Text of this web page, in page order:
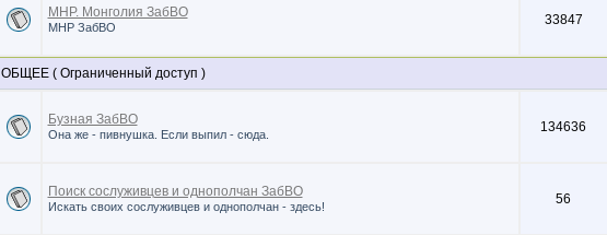
МНР. Монголия ЗабВО
МНР ЗабВО 33847
ОБЩЕЕ ( Ограниченный доступ )
Бузная ЗабВО
Она же - пивнушка. Если выпил - сюда. 134636
Поиск сослуживцев и однополчан ЗабВО
Искать своих сослуживцев и однополчан - здесь! 56